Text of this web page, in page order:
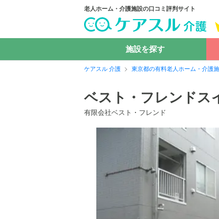
老人ホーム・介護施設の口コミ評判サイト
施設を探す
ケアスル 介護 東京都の有料老人ホーム・介護
ベスト・フレンドス
有限会社ベスト・フレンド